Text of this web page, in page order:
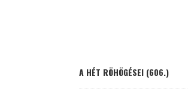
A HÉT RÖHÖGÉSEI (606.)